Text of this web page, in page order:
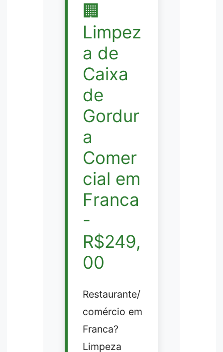
🏢
Limpez
a de
Caixa
de
Gordur
a
Comer
cial em
Franca
-
R$249,
00
Restaurante/
comércio em
Franca?
Limpeza